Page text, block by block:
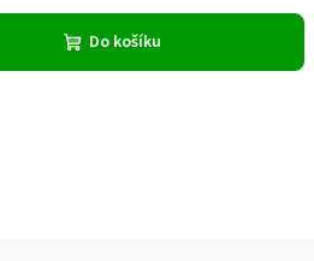
Do košíku